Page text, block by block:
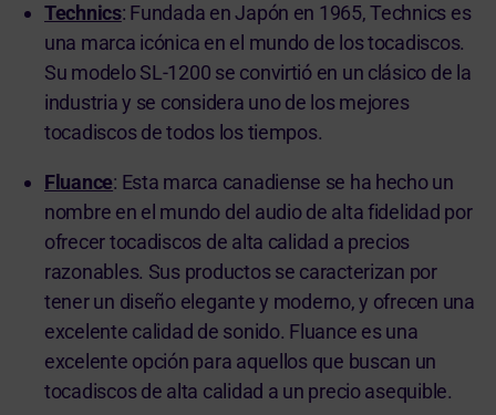
Technics: Fundada en Japón en 1965, Technics es
una marca icónica en el mundo de los tocadiscos.
Su modelo SL-1200 se convirtió en un clásico de la
industria y se considera uno de los mejores
tocadiscos de todos los tiempos.
Fluance: Esta marca canadiense se ha hecho un
nombre en el mundo del audio de alta fidelidad por
ofrecer tocadiscos de alta calidad a precios
razonables. Sus productos se caracterizan por
tener un diseño elegante y moderno, y ofrecen una
excelente calidad de sonido. Fluance es una
excelente opción para aquellos que buscan un
tocadiscos de alta calidad a un precio asequible.